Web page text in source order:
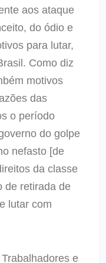
aos ataque
do ódio e
para lutar,
Como diz
motivos
das
o período
do golpe
nefasto [de
da classe
de retirada de
lutar com
e